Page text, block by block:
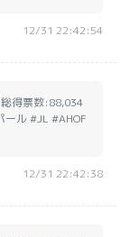
12/31 22:42:54
得票数:88,034
ル #JL #AHOF
12/31 22:42:38